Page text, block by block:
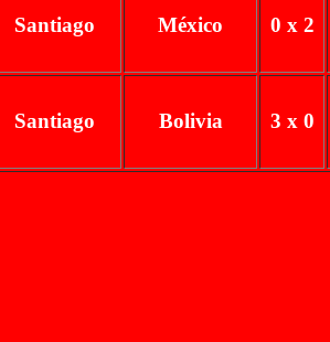
Santiago México 0 x 2
Santiago Bolivia 3 x 0